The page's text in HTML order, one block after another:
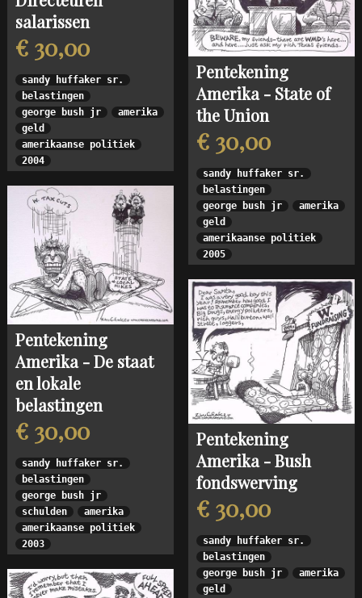
salarissen
€ 30,00
sandy huffaker sr.
belastingen
george bush jr
amerika
geld
amerikaanse politiek
2004
Pentekening
Amerika - State of
the Union
€ 30,00
sandy huffaker sr.
belastingen
george bush jr
amerika
geld
amerikaanse politiek
2005
Pentekening
Amerika - De staat
en lokale
belastingen
€ 30,00
sandy huffaker sr.
belastingen
george bush jr
schulden
amerika
amerikaanse politiek
2003
Pentekening
Amerika - Bush
fondswerving
€ 30,00
sandy huffaker sr.
belastingen
george bush jr
amerika
geld